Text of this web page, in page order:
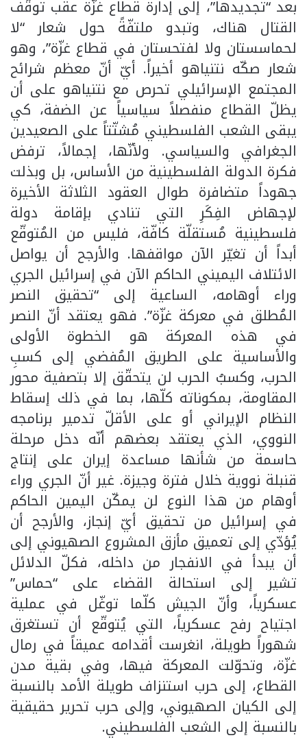
بعد “تجديدها”، إلى إدارة قطاع غزّة عقب توقّف
القتال هناك، وتبدو ملتفّةً حول شعار “لا
لحماسستان ولا لفتحستان في قطاع غزّة”، وهو
شعار صكّه نتنياهو أخيراً. أيّ أنّ معظم شرائح
المجتمع الإسرائيلي تحرص مع نتنياهو على أن
يظلّ القطاع منفصلاً سياسياً عن الضفة، كي
يبقى الشعب الفلسطيني مُشتّتاً على الصعيدين
الجغرافي والسياسي. ولأنّها، إجمالاً، ترفض
فكرة الدولة الفلسطينية من الأساس، بل وبذلت
جهوداً متضافرة طوال العقود الثلاثة الأخيرة
لإجهاض الفِكَرِ التي تنادي بإقامة دولة
فلسطينية مُستقلّة كافّة، فليس من المُتوقّع
أبداً أن تغيّر الآن مواقفها. والأرجح أن يواصل
الائتلاف اليميني الحاكم الآن في إسرائيل الجري
وراء أوهامه، الساعية إلى “تحقيق النصر
المُطلق في معركة غزّة”. فهو يعتقد أنّ النصر
في هذه المعركة هو الخطوة الأولى
والأساسية على الطريق المُفضي إلى كسبِ
الحرب، وكسبُ الحرب لن يتحقّق إلا بتصفية محور
المقاومة، بمكوناته كلّها، بما في ذلك إسقاط
النظام الإيراني أو على الأقلّ تدمير برنامجه
النووي، الذي يعتقد بعضهم أنّه دخل مرحلة
حاسمة من شأنها مساعدة إيران على إنتاج
قنبلة نووية خلال فترة وجيزة. غير أنّ الجري وراء
أوهام من هذا النوع لن يمكّن اليمين الحاكم
في إسرائيل من تحقيق أيّ إنجاز، والأرجح أن
يُؤدّي إلى تعميق مأزق المشروع الصهيوني إلى
أن يبدأ في الانفجار من داخله، فكلّ الدلائل
تشير إلى استحالة القضاء على “حماس”
عسكرياً، وأنّ الجيش كلّما توغّل في عملية
اجتياح رفح عسكرياً، التي يُتوقّع أن تستغرق
شهوراً طويلة، انغرست أقدامه عميقاً في رمال
غزّة، وتحوّلت المعركة فيها، وفي بقية مدن
القطاع، إلى حرب استنزاف طويلة الأمد بالنسبة
إلى الكيان الصهيوني، وإلى حرب تحرير حقيقية
بالنسبة إلى الشعب الفلسطيني.